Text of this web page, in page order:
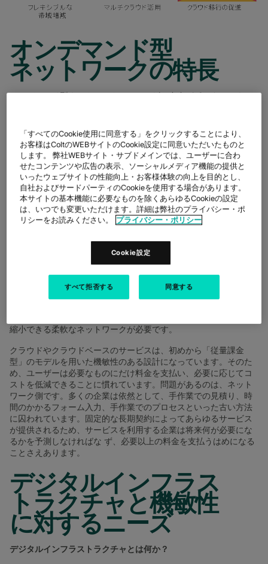
オンデマンド型
ネットワークの特長
オンデマンド型ネットワークは、ユーザー自身がポータルでネッ
利用量の少ない時間帯や期間の帯域を下げることで、必要最低限
のサービス料のみ発生するため、時間とコストを節約しつつ、生
産性を高めることが可能です。
迅速な見積り申請やサービス発注、利用開始が可能です。さら
に、従業員の勤務形態の変化や一時的なイベントなどにいつでも
対応することができます。どのような変化が生じても、インフラ
ストラクチャのあらゆる部分を必要に応じて迅速に拡大・縮小で
では、ITに関する上級意思決定者の24%
ら組み込むべきだったと考えており、これが最も後悔される項目
となっています。多くの場合、プロジェクトが成功すると、固定
縮小できる柔軟なネットワークが必要です。
クラウドやクラウドベースのサービスは、初めから「従量課金
型」のモデルを用いた機敏性のある設計になっています。そのた
め、ユーザーは必要なものにだけ料金を支払い、必要に応じてコ
ストを低減できることに慣れています。問題があるのは、ネット
ワーク側です。多くの企業は依然として、手作業での見積り、時
間のかかるフォーム入力、手作業でのプロセスといった古い方法
に囚われています。固定的な長期契約によってあらゆるサービス
が提供されるため、サービスを利用する企業は将来何が必要にな
るかを予測しなければな ず、必要以上の料金を支払うはめになる
ことさえあります。
デジタルインフラス
トラクチャと機敏性
に対するニーズ
デジタルインフラストラクチャとは何か？
「すべてのCookie使用に同意する」をクリックすることにより、
お客様はColtのWEBサイトのCookie設定に同意いただいたものと
します。 弊社WEBサイト・サブドメインでは、ユーザーに合わ
せたコンテンツや広告の表示、ソーシャルメディア機能の提供と
いったウェブサイトの性能向上・お客様体験の向上を目的とし、
自社およびサードパーティのCookieを使用する場合があります。
本サイトの基本機能に必要なものを除くあらゆるCookieの設定
は、いつでも変更いただけます。詳細は弊社のプライバシー・ポ
リシーをお読みください。
プライバシー・ポリシー
Cookie設定
すべて拒否する 同意する